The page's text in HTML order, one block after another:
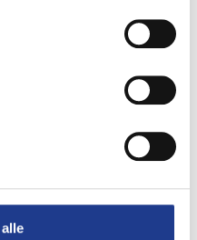
med de samme
greb?